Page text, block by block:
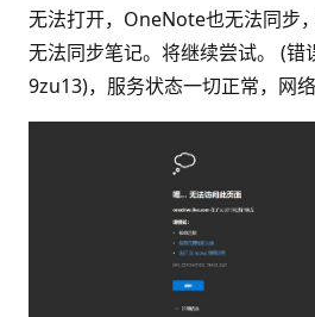
无法打开，OneNote也无法同步
无法同步笔记。将继续尝试。 (错
9zu13)，服务状态一切正常，网